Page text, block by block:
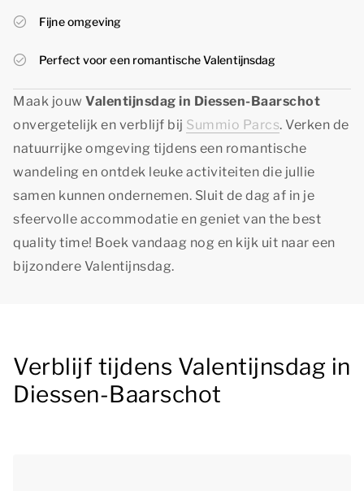
Fijne omgeving
Perfect voor een romantische Valentijnsdag
Maak jouw Valentijnsdag in Diessen-Baarschot
onvergetelijk en verblijf bij Summio Parcs. Verken de
natuurrijke omgeving tijdens een romantische
wandeling en ontdek leuke activiteiten die jullie
samen kunnen ondernemen. Sluit de dag af in je
sfeervolle accommodatie en geniet van the best
quality time! Boek vandaag nog en kijk uit naar een
bijzondere Valentijnsdag.
Verblijf tijdens Valentijnsdag in
Diessen-Baarschot